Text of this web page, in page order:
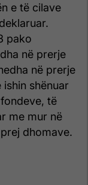
e të cilave
pako
në prerje
në prerje
shënuar
të
me mur në
dhomave.